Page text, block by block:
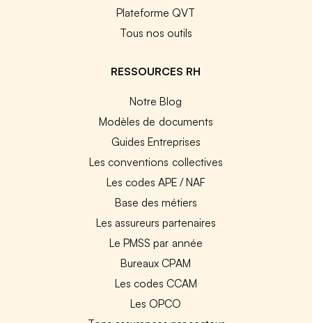
Plateforme QVT
Tous nos outils
RESSOURCES RH
Notre Blog
Modèles de documents
Guides Entreprises
Les conventions collectives
Les codes APE / NAF
Base des métiers
Les assureurs partenaires
Le PMSS par année
Bureaux CPAM
Les codes CCAM
Les OPCO